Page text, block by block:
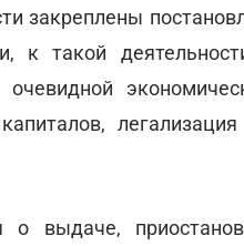
закреплены
такой
выдаче,